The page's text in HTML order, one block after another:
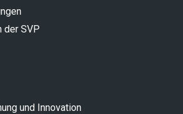
der SVP
und Innovation